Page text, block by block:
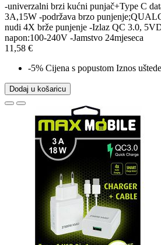
-univerzalni brzi kućni punjač+Type C
3A,15W -podržava brzo
nudi 4X brže punjenje -Izlaz QC 3.0,
napon:100-240V -Jamstvo 24mjeseca
11,58 €
-5% Cijena s popustom Iznos
Dodaj u košaricu